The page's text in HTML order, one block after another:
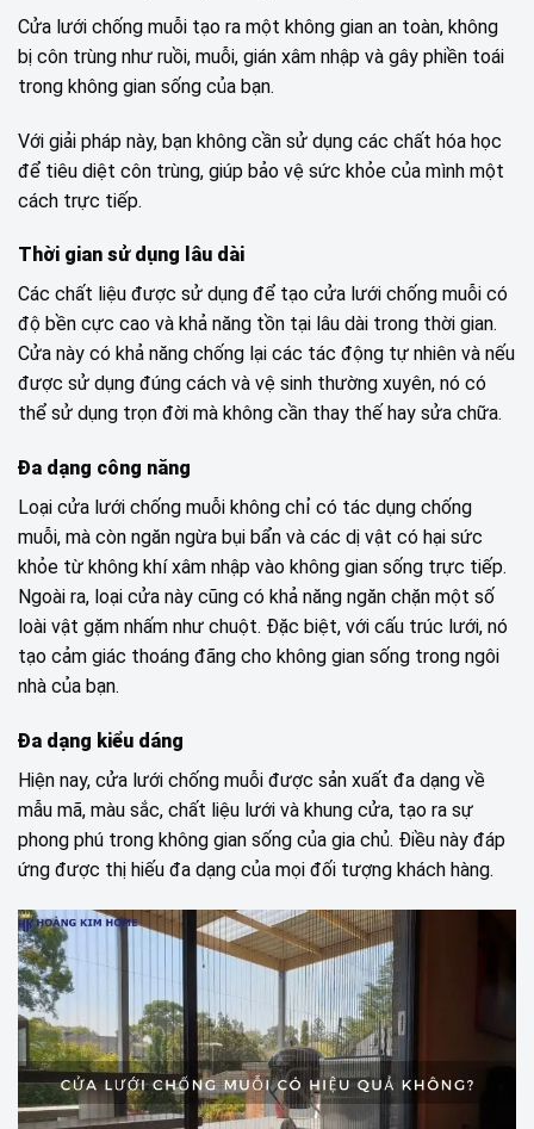
Cửa lưới chống muỗi tạo ra một không gian an toàn, không
bị côn trùng như ruồi, muỗi, gián xâm nhập và gây phiền toái
trong không gian sống của bạn.
Với giải pháp này, bạn không cần sử dụng các chất hóa học
để tiêu diệt côn trùng, giúp bảo vệ sức khỏe của mình một
cách trực tiếp.
Thời gian sử dụng lâu dài
Các chất liệu được sử dụng để tạo cửa lưới chống muỗi có
độ bền cực cao và khả năng tồn tại lâu dài trong thời gian.
Cửa này có khả năng chống lại các tác động tự nhiên và nếu
được sử dụng đúng cách và vệ sinh thường xuyên, nó có
thể sử dụng trọn đời mà không cần thay thế hay sửa chữa.
Đa dạng công năng
Loại cửa lưới chống muỗi không chỉ có tác dụng chống
muỗi, mà còn ngăn ngừa bụi bẩn và các dị vật có hại sức
khỏe từ không khí xâm nhập vào không gian sống trực tiếp.
Ngoài ra, loại cửa này cũng có khả năng ngăn chặn một số
loài vật gặm nhấm như chuột. Đặc biệt, với cấu trúc lưới, nó
tạo cảm giác thoáng đãng cho không gian sống trong ngôi
nhà của bạn.
Đa dạng kiểu dáng
Hiện nay, cửa lưới chống muỗi được sản xuất đa dạng về
mẫu mã, màu sắc, chất liệu lưới và khung cửa, tạo ra sự
phong phú trong không gian sống của gia chủ. Điều này đáp
ứng được thị hiếu đa dạng của mọi đối tượng khách hàng.